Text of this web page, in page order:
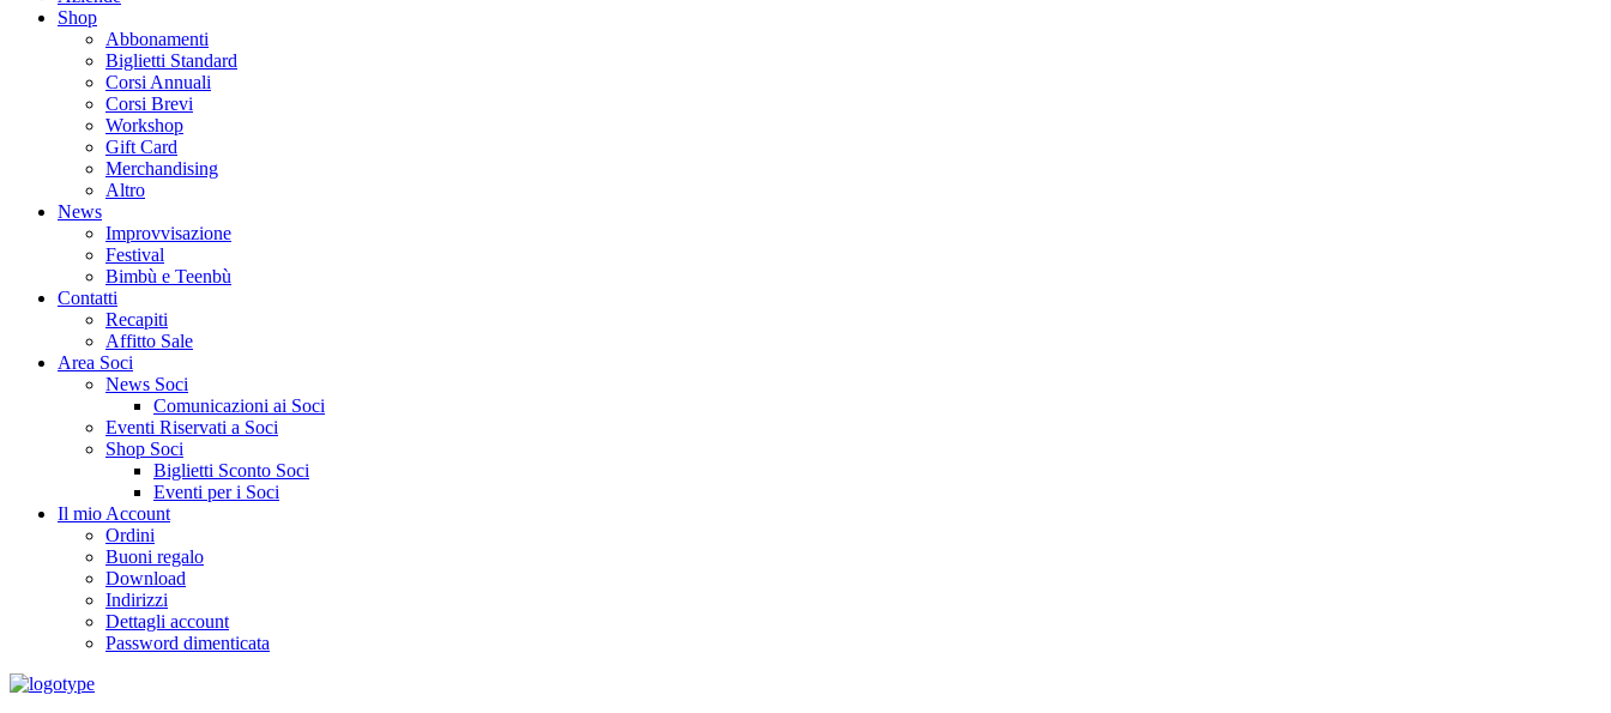
Shop
Abbonamenti
Biglietti Standard
Corsi Annuali
Corsi Brevi
Workshop
Gift Card
Merchandising
Altro
News
Improvvisazione
Festival
Bimbù e Teenbù
Contatti
Recapiti
Affitto Sale
Area Soci
News Soci
Comunicazioni ai Soci
Eventi Riservati a Soci
Shop Soci
Biglietti Sconto Soci
Eventi per i Soci
Il mio Account
Ordini
Buoni regalo
Download
Indirizzi
Dettagli account
Password dimenticata